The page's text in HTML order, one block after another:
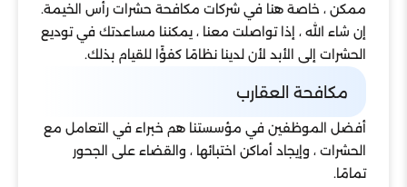
ممكن ، خاصة هنا في شركات مكافحة حشرات رأس الخيمة.
إن شاء الله ، إذا تواصلت معنا ، يمكننا مساعدتك في توديع
الحشرات إلى الأبد لأن لدينا نظامًا كفؤًا للقيام بذلك.
مكافحة العقارب
أفضل الموظفين في مؤسستنا هم خبراء في التعامل مع
الحشرات ، وإيجاد أماكن اختبائها ، والقضاء على الجحور
تمامًا.